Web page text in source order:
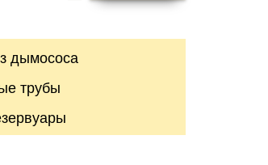
дымососа
трубы